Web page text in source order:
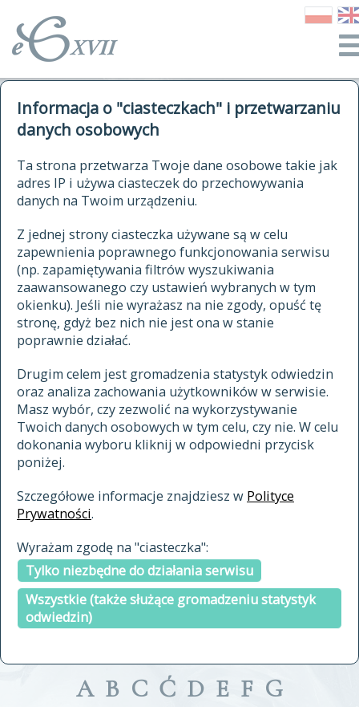
Informacja o "ciasteczkach" i przetwarzaniu
danych osobowych
Ta strona przetwarza Twoje dane osobowe takie jak
adres IP i używa ciasteczek do przechowywania
danych na Twoim urządzeniu.
Z jednej strony ciasteczka używane są w celu
zapewnienia poprawnego funkcjonowania serwisu
(np. zapamiętywania filtrów wyszukiwania
zaawansowanego czy ustawień wybranych w tym
okienku). Jeśli nie wyrażasz na nie zgody, opuść tę
stronę, gdyż bez nich nie jest ona w stanie
poprawnie działać.
Drugim celem jest gromadzenia statystyk odwiedzin
oraz analiza zachowania użytkowników w serwisie.
Masz wybór, czy zezwolić na wykorzystywanie
Twoich danych osobowych w tym celu, czy nie. W celu
dokonania wyboru kliknij w odpowiedni przycisk
poniżej.
Szczegółowe informacje znajdziesz w Polityce
Prywatności.
Wyrażam zgodę na "ciasteczka":
Tylko niezbędne do działania serwisu
Wszystkie (także służące gromadzeniu statystyk
odwiedzin)
autorzy Słownika
historia
publikacje
źródła
autorzy tekstów źródłowych
zasady opracowania
statystyki
najnowsze hasła
ostatnio zmodyfikowane hasła
materiały archiwalne
cytowanie
kontakt
kwerendy
jak cytować Słownik
ELEKTRONICZNY SŁOWNIK
JĘZYKA POLSKIEGO
XVII I XVIII WIEKU
znajdź hasła
zaczynające się od
indeksie
a fronte
a tergo
A B C Ć D E F G